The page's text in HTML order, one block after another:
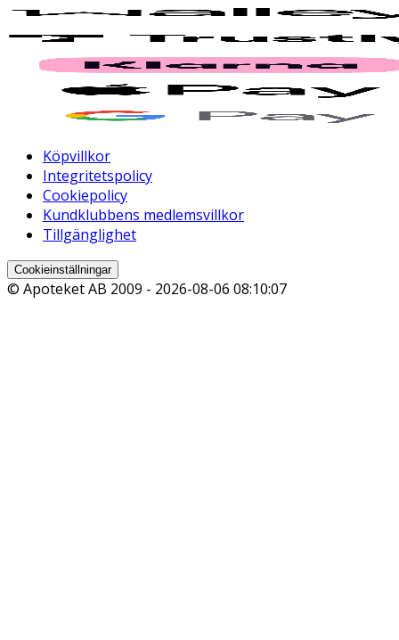
Köpvillkor
Integritetspolicy
Cookiepolicy
Kundklubbens medlemsvillkor
Tillgänglighet
Cookieinställningar
© Apoteket AB 2009 - 2026-08-06 08:10:07